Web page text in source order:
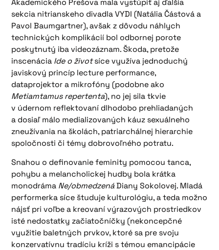
Akademického Prešova mala vystúpiť aj ďalšia
sekcia nitrianskeho divadla VYDI (Natália Částová a
Pavol Baumgartner), avšak z dôvodu náhlych
technických komplikácií bol odbornej porote
poskytnutý iba videozáznam. Škoda, pretože
inscenácia Ide o životsíce využíva jednoduchý
javiskový princíp lecture performance,
dataprojektor a mikrofóny (podobne ako
Metiamtamus repertenta), no jej sila tkvie
v údernom reflektovaní dlhodobo prehliadaných
a dosiaľ málo medializovaných káuz sexuálneho
zneužívania na školách, patriarchálnej hierarchie
spoločnosti či témy dobrovoľného potratu.
Snahou o definovanie feminity pomocou tanca,
pohybu a melancholickej hudby bola krátka
monodráma Ne/obmedzenáDiany Sokolovej. Mladá
performerka síce študuje kulturológiu, a teda možno
nájsť pri voľbe a kreovaní výrazových prostriedkov
isté nedostatky začiatočníčky (nekoncepčné
využitie baletných prvkov, ktoré sa pre svoju
konzervatívnu tradíciu kríži s témou emancipácie